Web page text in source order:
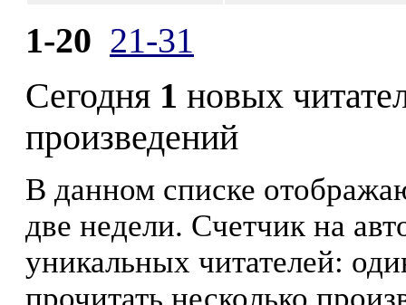
1-20 21-31
Сегодня 1 новых
произведений
В данном списке
две недели. Счетчик на
уникальных читателей: